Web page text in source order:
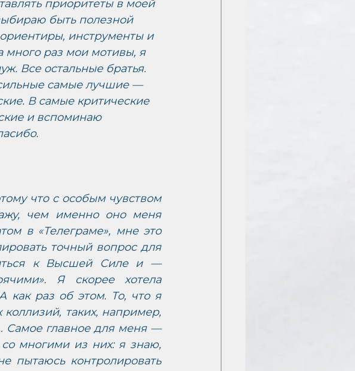
приоритеты в моей
быть полезной
инструменты и
много раз мои мотивы, я
Все остальные братья.
самые лучшие —
В самые критические
и вспоминаю
что с особым чувством
чем именно оно меня
в «Телеграме», мне это
точный вопрос для
к Высшей Силе и —
Я скорее хотела
как раз об этом. То, что я
таких, например,
Самое главное для меня —
со многими из них: я знаю,
пытаюсь контролировать